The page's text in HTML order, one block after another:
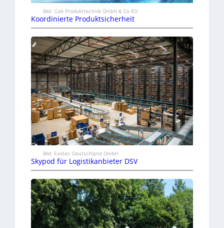
Bild: Cab Produkttechnik GmbH & Co KG
Koordinierte Produktsicherheit
Bild: Exotec Deutschland GmbH
Skypod für Logistikanbieter DSV